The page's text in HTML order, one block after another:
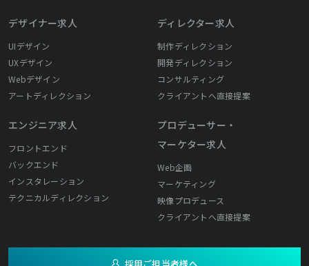
デザイナー求人
UIデザイン
UXデザイン
Webデザイン
アートディレクション
エンジニア求人
フロントエンド
バックエンド
インスタレーション
テクニカルディレクション
ディレクター求人
制作ディレクション
開発ディレクション
コンサルティング
クライアントへ直接提案
プロデューサー・
マーケター求人
Web企画
マーケティング
映像プロデュース
クライアントへ直接提案